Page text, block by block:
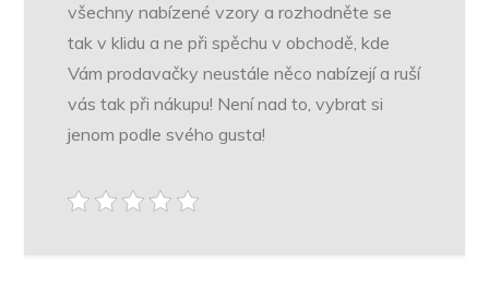
všechny nabízené vzory a rozhodněte se
tak v klidu a ne při spěchu v obchodě, kde
Vám prodavačky neustále něco nabízejí a ruší
vás tak při nákupu! Není nad to, vybrat si
jenom podle svého gusta!